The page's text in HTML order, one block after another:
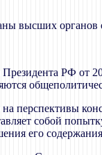
высших органов
РФ от
перспективы
собой
его